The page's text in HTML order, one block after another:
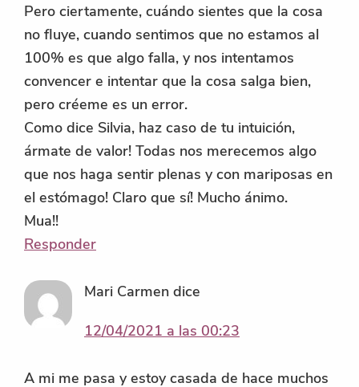
Pero ciertamente, cuándo sientes que la cosa
no fluye, cuando sentimos que no estamos al
100% es que algo falla, y nos intentamos
convencer e intentar que la cosa salga bien,
pero créeme es un error.
Como dice Silvia, haz caso de tu intuición,
ármate de valor! Todas nos merecemos algo
que nos haga sentir plenas y con mariposas en
el estómago! Claro que sí! Mucho ánimo.
Mua!!
Responder
Mari Carmen dice
12/04/2021 a las 00:23
A mi me pasa y estoy casada de hace muchos